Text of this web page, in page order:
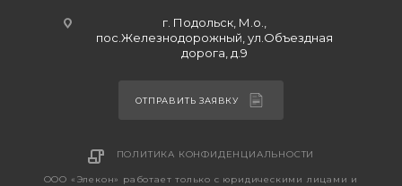
г. Подольск, М.о.,
пос.Железнодорожный, ул.Объездная
дорога, д.9
ОТПРАВИТЬ ЗАЯВКУ
ПОЛИТИКА КОНФИДЕНЦИАЛЬНОСТИ
ООО «Элекон» работает только с юридическими лицами и